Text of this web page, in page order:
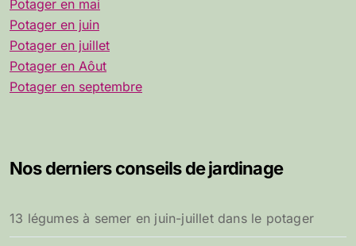
Potager en mai
Potager en juin
Potager en juillet
Potager en Aôut
Potager en septembre
Nos derniers conseils de jardinage
13 légumes à semer en juin-juillet dans le potager